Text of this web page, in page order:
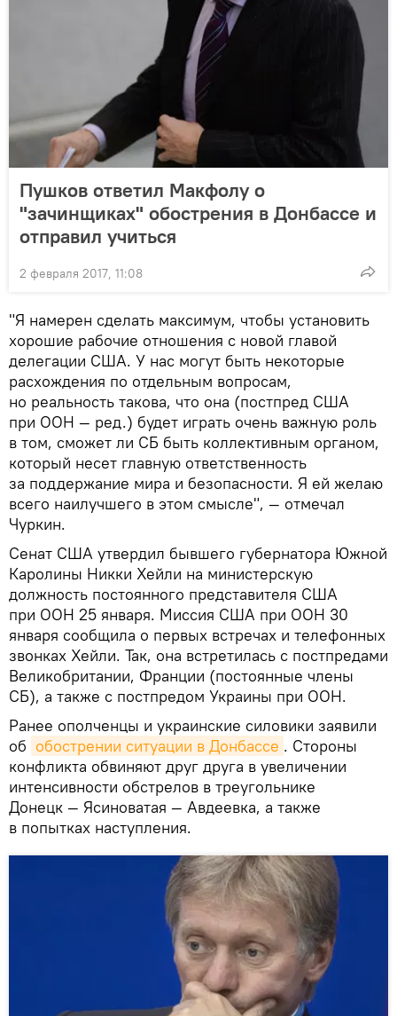
Пушков ответил Макфолу о
"зачинщиках" обострения в Донбассе и
отправил учиться
2 февраля 2017, 11:08
"Я намерен сделать максимум, чтобы установить
хорошие рабочие отношения с новой главой
делегации США. У нас могут быть некоторые
расхождения по отдельным вопросам,
но реальность такова, что она (постпред США
при ООН — ред.) будет играть очень важную роль
в том, сможет ли СБ быть коллективным органом,
который несет главную ответственность
за поддержание мира и безопасности. Я ей желаю
всего наилучшего в этом смысле", — отмечал
Чуркин.
Сенат США утвердил бывшего губернатора Южной
Каролины Никки Хейли на министерскую
должность постоянного представителя США
при ООН 25 января. Миссия США при ООН 30
января сообщила о первых встречах и телефонных
звонках Хейли. Так, она встретилась с постпредами
Великобритании, Франции (постоянные члены
СБ), а также с постпредом Украины при ООН.
Ранее ополченцы и украинские силовики заявили
об обострении ситуации в Донбассе . Стороны
конфликта обвиняют друг друга в увеличении
интенсивности обстрелов в треугольнике
Донецк — Ясиноватая — Авдеевка, а также
в попытках наступления.